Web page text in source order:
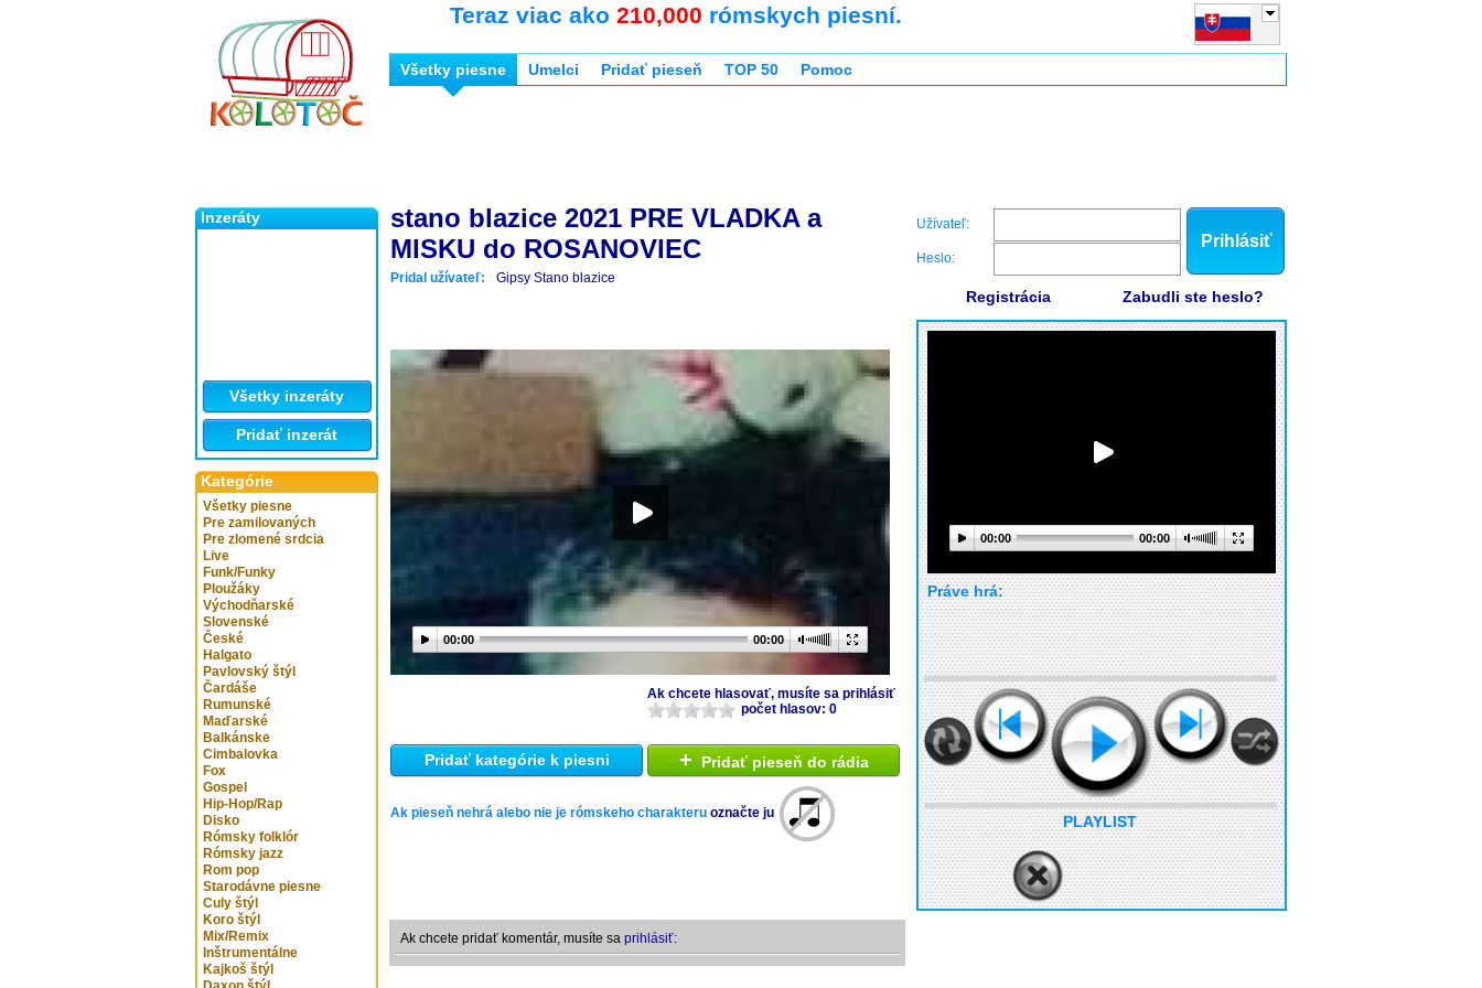
Inzeráty
Všetky inzeráty
Pridať inzerát
Kategórie
Všetky piesne
Pre zamilovaných
Pre zlomené srdcia
Live
Funk/Funky
Ploužáky
Východňarské
Slovenské
České
Halgato
Pavlovský štýl
Čardáše
Rumunské
Maďarské
Balkánske
Cimbalovka
Fox
Gospel
Hip-Hop/Rap
Disko
Rómsky folklór
Rómsky jazz
Rom pop
Starodávne piesne
Culy štýl
Koro štýl
Mix/Remix
Inštrumentálne
Kajkoš štýl
Teraz viac ako 210,000 rómskych piesní.
Všetky piesne Umelci Pridať pieseň TOP 50 Pomoc
stano blazice 2021 PRE VLADKA a
MISKU do ROSANOVIEC
Pridal užívateľ: Gipsy Stano blazice
00:00 00:00
Ak chcete hlasovať, musíte sa prihlásiť
počet hlasov: 0
Pridať kategórie k piesni + Pridať pieseň do rádia
Ak pieseň nehrá alebo nie je rómskeho charakteru označte ju
Ak chcete pridať komentár, musíte sa prihlásiť:
Užívateľ:
Heslo:
Prihlásiť
Registrácia Zabudli ste heslo?
00:00 00:00
Práve hrá:
PLAYLIST